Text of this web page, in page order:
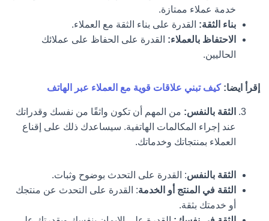
خدمة عملاء ممتازة.
بناء الثقة: القدرة على بناء الثقة مع العملاء.
الاحتفاظ بالعملاء: القدرة على الحفاظ على عملائك
الحاليين.
إقرأ ايضا:كيف تبني علاقات قوية مع العملاء عبر الهاتف
الثقة بالنفس: من المهم أن تكون واثقًا من نفسك وقدراتك
عند إجراء المكالمات الهاتفية. سيساعدك ذلك على إقناع
العملاء بمنتجاتك وخدماتك.
الثقة بالنفس: القدرة على التحدث بوضوح وثبات.
الثقة في المنتج أو الخدمة: القدرة على التحدث عن منتجك
أو خدمتك بثقة.